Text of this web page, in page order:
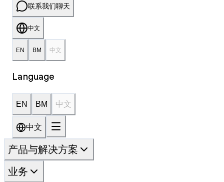
联系我们聊天
中文
EN BM 中文
Language
EN BM 中文
中文
产品与解决方案
业务